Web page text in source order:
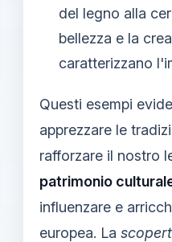
del legno alla
bellezza e la
caratterizzano
Questi esempi
apprezzare le
rafforzare il nostro
patrimonio
influenzare e
europea. La